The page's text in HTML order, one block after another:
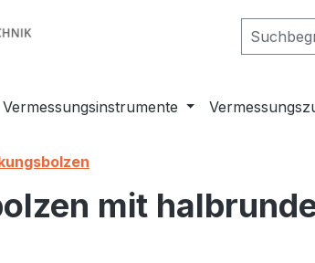
Vermessungsinstrumente
mit